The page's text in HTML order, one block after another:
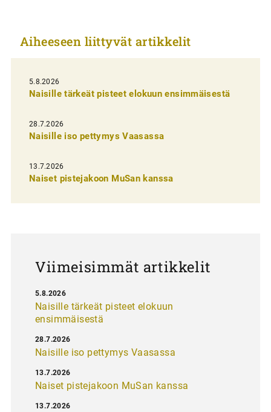
k
e
l
i
e
n
e
Aiheeseen liittyvät artikkelit
5.8.2026
Naisille tärkeät pisteet elokuun ensimmäisestä
28.7.2026
Naisille iso pettymys Vaasassa
13.7.2026
Naiset pistejakoon MuSan kanssa
Viimeisimmät artikkelit
Naisille tärkeät pisteet elokuun
ensimmäisestä
5.8.2026
Naisille iso pettymys Vaasassa
28.7.2026
Naiset pistejakoon MuSan kanssa
13.7.2026
13.7.2026